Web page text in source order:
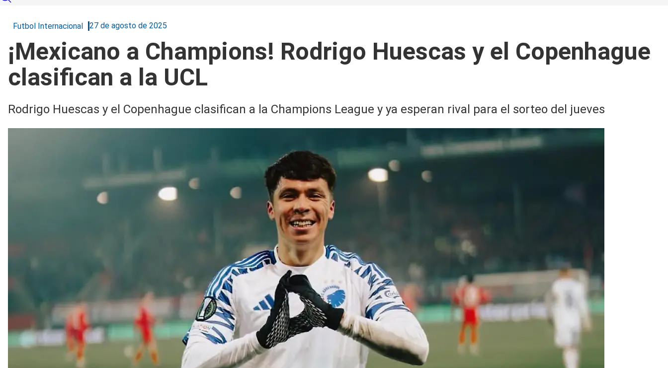
Futbol Internacional 27 de agosto de 2025
¡Mexicano a Champions! Rodrigo Huescas y el Copenhague
clasifican a la UCL
Rodrigo Huescas y el Copenhague clasifican a la Champions League y ya esperan rival para el sorteo del jueves